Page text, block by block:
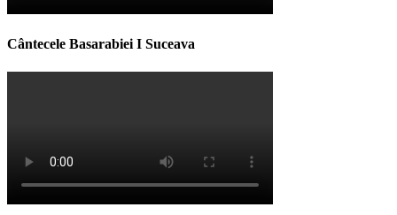
Cântecele Basarabiei I Suceava